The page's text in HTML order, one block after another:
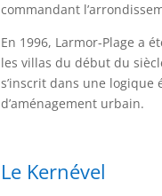
commandant
En 1996, Larmor-Plage a
les villas du début du
s’inscrit dans une
d’aménagement urbain.
Le Kernével